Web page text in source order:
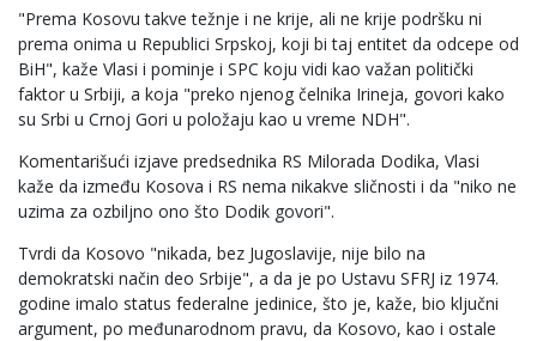
"Prema Kosovu takve težnje i ne krije, ali ne krije podršku ni
prema onima u Republici Srpskoj, koji bi taj entitet da odcepe od
BiH", kaže Vlasi i pominje i SPC koju vidi kao važan politički
faktor u Srbiji, a koja "preko njenog čelnika Irineja, govori kako
su Srbi u Crnoj Gori u položaju kao u vreme NDH".
Komentarišući izjave predsednika RS Milorada Dodika, Vlasi
kaže da između Kosova i RS nema nikakve sličnosti i da "niko ne
uzima za ozbiljno ono što Dodik govori".
Tvrdi da Kosovo "nikada, bez Jugoslavije, nije bilo na
demokratski način deo Srbije", a da je po Ustavu SFRJ iz 1974.
godine imalo status federalne jedinice, što je, kaže, bio ključni
argument, po međunarodnom pravu, da Kosovo, kao i ostale